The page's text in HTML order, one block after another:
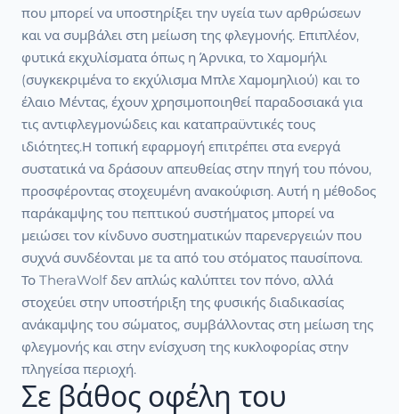
που μπορεί να υποστηρίξει την υγεία των αρθρώσεων
και να συμβάλει στη μείωση της φλεγμονής. Επιπλέον,
φυτικά εκχυλίσματα όπως η Άρνικα, το Χαμομήλι
(συγκεκριμένα το εκχύλισμα Μπλε Χαμομηλιού) και το
έλαιο Μέντας, έχουν χρησιμοποιηθεί παραδοσιακά για
τις αντιφλεγμονώδεις και καταπραϋντικές τους
ιδιότητες.Η τοπική εφαρμογή επιτρέπει στα ενεργά
συστατικά να δράσουν απευθείας στην πηγή του πόνου,
προσφέροντας στοχευμένη ανακούφιση. Αυτή η μέθοδος
παράκαμψης του πεπτικού συστήματος μπορεί να
μειώσει τον κίνδυνο συστηματικών παρενεργειών που
συχνά συνδέονται με τα από του στόματος παυσίπονα.
Το TheraWolf δεν απλώς καλύπτει τον πόνο, αλλά
στοχεύει στην υποστήριξη της φυσικής διαδικασίας
ανάκαμψης του σώματος, συμβάλλοντας στη μείωση της
φλεγμονής και στην ενίσχυση της κυκλοφορίας στην
πληγείσα περιοχή.
Σε βάθος οφέλη του